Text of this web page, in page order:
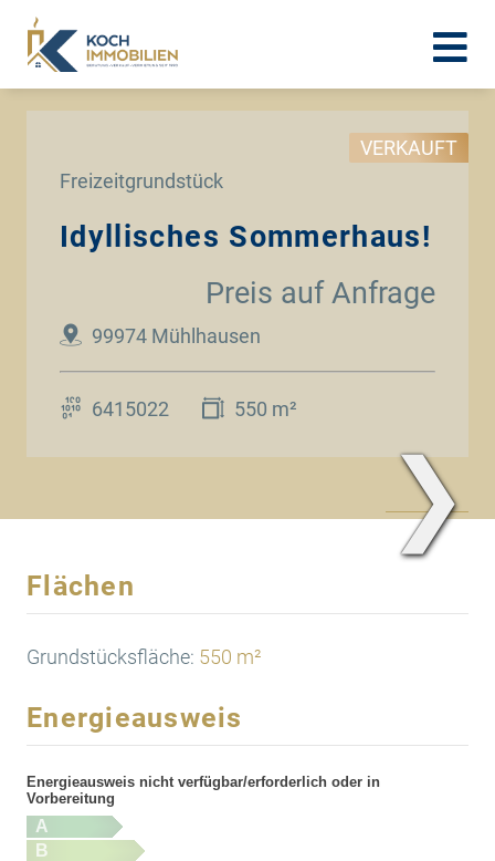
Freizeitgrundstück
VERKAUFT
Idyllisches Sommerhaus!
99974 Mühlhausen
Preis auf Anfrage
6415022 550 m²
❯
Flächen
Grundstücksfläche: 550 m²
Energieausweis
Energieausweis nicht verfügbar/erforderlich oder in
Vorbereitung
A
B